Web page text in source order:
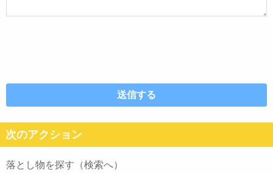
次のアクション
落とし物を探す（検索へ）